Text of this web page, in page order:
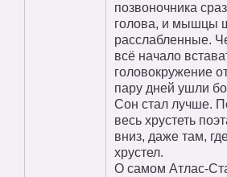
позвоночника
голова, и мышцы
расслабленные.
всё начало
головокружение
пару дней ушли
Сон стал лучше.
весь хрустеть
вниз, даже там,
хрустел.
О самом Атлас-